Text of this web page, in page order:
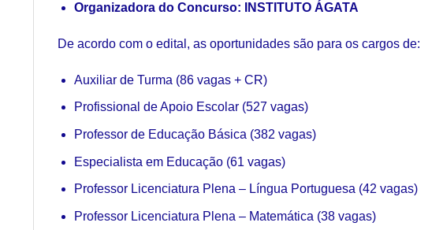
Organizadora do Concurso: INSTITUTO ÁGATA
De acordo com o edital, as oportunidades são para os cargos de:
Auxiliar de Turma (86 vagas + CR)
Profissional de Apoio Escolar (527 vagas)
Professor de Educação Básica (382 vagas)
Especialista em Educação (61 vagas)
Professor Licenciatura Plena – Língua Portuguesa (42 vagas)
Professor Licenciatura Plena – Matemática (38 vagas)